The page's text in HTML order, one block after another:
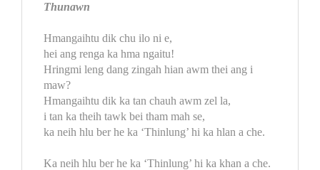
Thunawn
Hmangaihtu dik chu ilo ni e,
hei ang renga ka hma ngaitu!
Hringmi leng dang zingah hian awm thei ang i
maw?
Hmangaihtu dik ka tan chauh awm zel la,
i tan ka theih tawk bei tham mah se,
ka neih hlu ber he ka ‘Thinlung’ hi ka hlan a che.
Ka neih hlu ber he ka ‘Thinlung’ hi ka khan a che.